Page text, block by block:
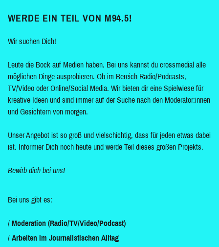
WERDE EIN TEIL VON M94.5!
Wir suchen Dich!
Leute die Bock auf Medien haben. Bei uns kannst du crossmedial alle
möglichen Dinge ausprobieren. Ob im Bereich Radio/Podcasts,
TV/Video oder Online/Social Media. Wir bieten dir eine Spielwiese für
kreative Ideen und sind immer auf der Suche nach den Moderator:innen
und Gesichtern von morgen.
Unser Angebot ist so groß und vielschichtig, dass für jeden etwas dabei
ist. Informier Dich noch heute und werde Teil dieses großen Projekts.
Bewirb dich bei uns!
Bei uns gibt es:
Moderation (Radio/TV/Video/Podcast)
Arbeiten im Journalistischen Alltag